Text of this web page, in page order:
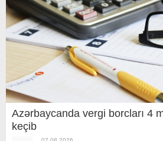
Azərbaycanda vergi borcları 4
keçib